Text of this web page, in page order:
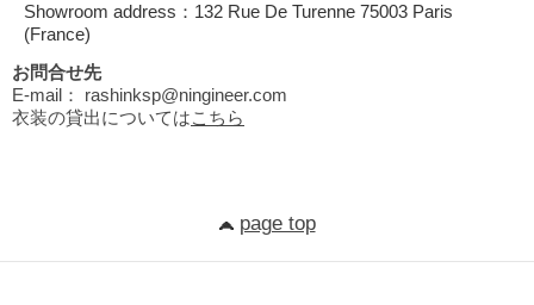
Showroom address：132 Rue De Turenne 75003 Paris
(France)
お問合せ先
E-mail： rashinksp@ningineer.com
衣装の貸出についてはこちら
page top